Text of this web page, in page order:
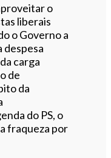
o
liberais
o Governo a
despesa
carga
de
da
do PS, o
fraqueza por